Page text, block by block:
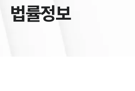
법률정보